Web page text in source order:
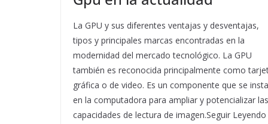
La GPU y sus diferentes ventajas y desventajas,
tipos y principales marcas encontradas en la
modernidad del mercado tecnológico. La GPU
también es reconocida principalmente como
gráfica o de video. Es un componente que se
en la computadora para ampliar y potencializar las
capacidades de lectura de imagen.Seguir Leyendo